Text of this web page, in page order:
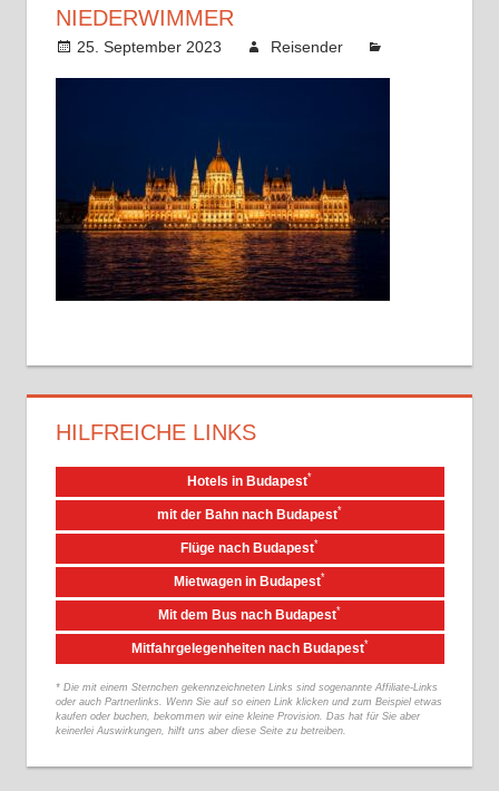
Tipps
Erfahrungen
NIEDERWIMMER
25. September 2023 Reisender
HILFREICHE LINKS
Hotels in Budapest*
mit der Bahn nach Budapest*
Flüge nach Budapest*
Mietwagen in Budapest*
Mit dem Bus nach Budapest*
Mitfahrgelegenheiten nach Budapest*
* Die mit einem Sternchen gekennzeichneten Links sind sogenannte Affiliate-Links
oder auch Partnerlinks. Wenn Sie auf so einen Link klicken und zum Beispiel etwas
kaufen oder buchen, bekommen wir eine kleine Provision. Das hat für Sie aber
keinerlei Auswirkungen, hilft uns aber diese Seite zu betreiben.